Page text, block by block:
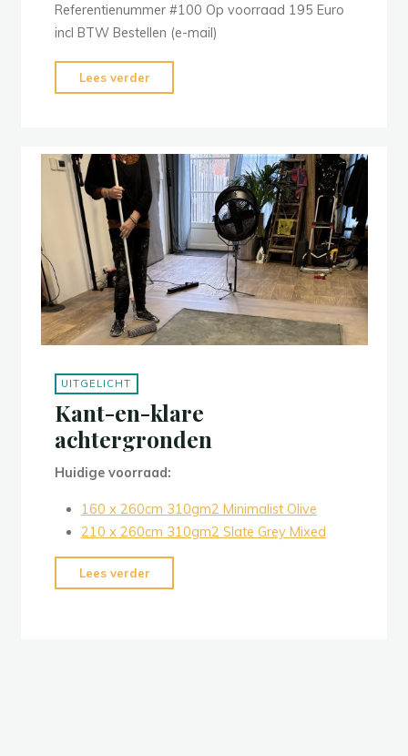
Referentienummer #100 Op voorraad 195 Euro
incl BTW Bestellen (e-mail)
Lees verder
Minimalist
UITGELICHT
Kant-en-klare
achtergronden
Huidige voorraad:
160 x 260cm 310gm2 Minimalist Olive
210 x 260cm 310gm2 Slate Grey Mixed
Lees verder
en-